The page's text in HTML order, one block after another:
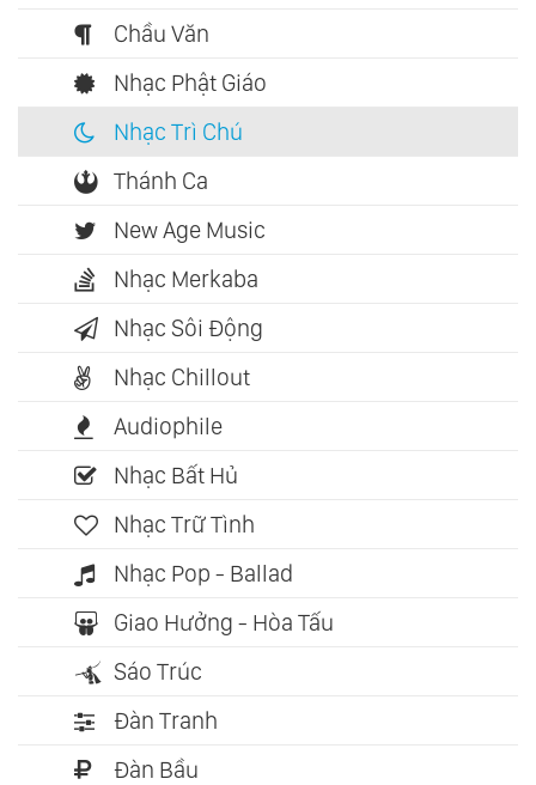
Chầu Văn
Nhạc Phật Giáo
Nhạc Trì Chú
Thánh Ca
New Age Music
Nhạc Merkaba
Nhạc Sôi Động
Nhạc Chillout
Audiophile
Nhạc Bất Hủ
Nhạc Trữ Tình
Nhạc Pop - Ballad
Giao Hưởng - Hòa Tấu
Sáo Trúc
Đàn Tranh
Đàn Bầu